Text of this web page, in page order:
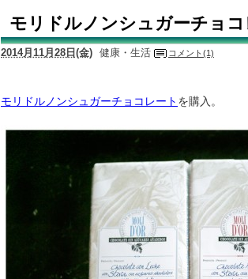
モリドルノンシュガーチョコ
2014月11月28日(金) 健康・生活 コメント(1)
モリドルノンシュガーチョコレート を購入。